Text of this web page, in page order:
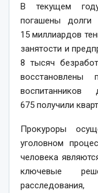
В текущем
погашены
15 миллиардов
занятости и
8 тысяч
675 получили
Прокуроры
уголовном
человека
ключевые